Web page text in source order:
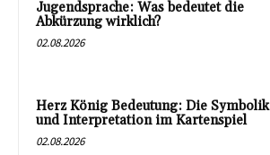
Jugendsprache: Was bedeutet die
Abkürzung wirklich?
02.08.2026
Herz König Bedeutung: Die Symbolik
und Interpretation im Kartenspiel
02.08.2026